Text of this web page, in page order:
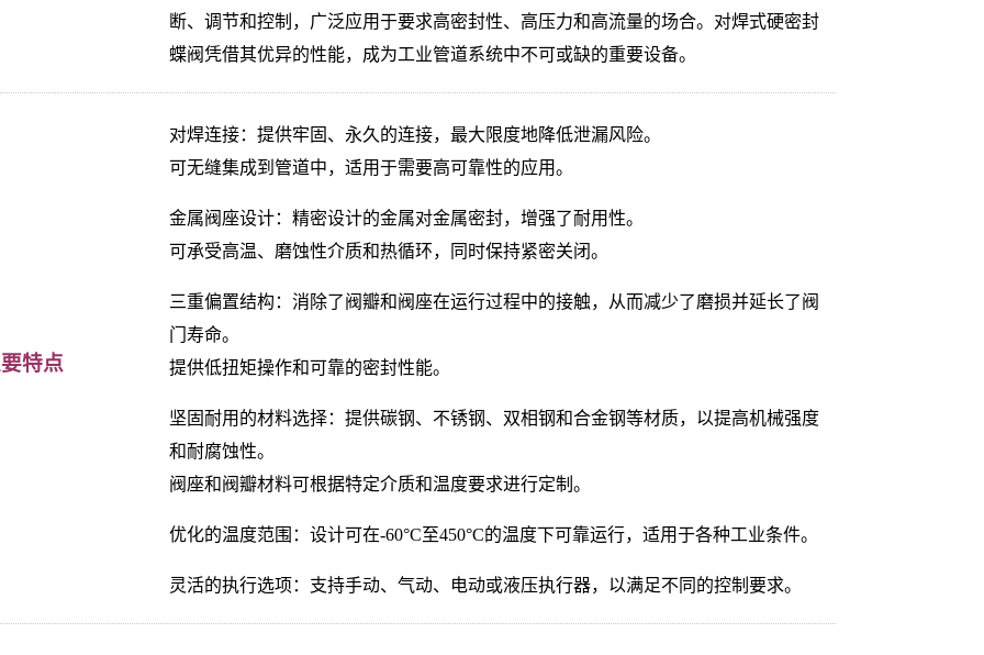
断、调节和控制，广泛应用于要求高密封性、高压力和高流量的场合。对焊式硬密封
蝶阀凭借其优异的性能，成为工业管道系统中不可或缺的重要设备。
特点
对焊连接：提供牢固、永久的连接，最大限度地降低泄漏风险。
可无缝集成到管道中，适用于需要高可靠性的应用。
金属阀座设计：精密设计的金属对金属密封，增强了耐用性。
可承受高温、磨蚀性介质和热循环，同时保持紧密关闭。
三重偏置结构：消除了阀瓣和阀座在运行过程中的接触，从而减少了磨损并延长了阀
门寿命。
提供低扭矩操作和可靠的密封性能。
坚固耐用的材料选择：提供碳钢、不锈钢、双相钢和合金钢等材质，以提高机械强度
和耐腐蚀性。
阀座和阀瓣材料可根据特定介质和温度要求进行定制。
优化的温度范围：设计可在-60°C至450°C的温度下可靠运行，适用于各种工业条件。
灵活的执行选项：支持手动、气动、电动或液压执行器，以满足不同的控制要求。